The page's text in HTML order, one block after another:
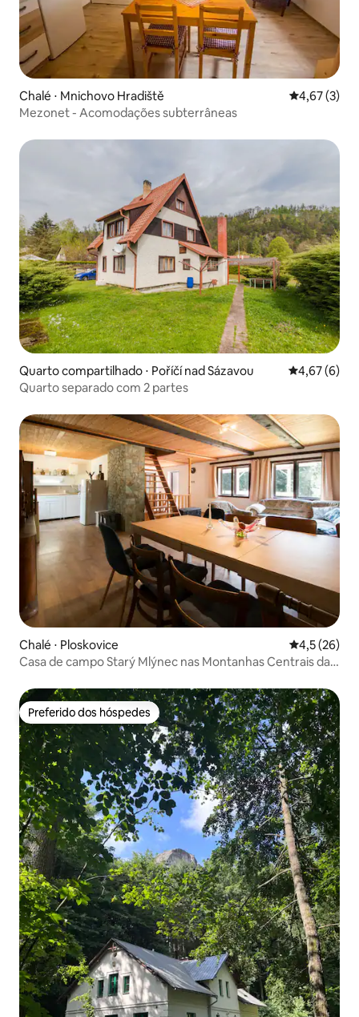
Chalé ⋅ Mnichovo Hradiště 4,67 de
4,67 (3)
Mezonet - Acomodações subterrâneas
Quarto compartilhado ⋅ Poříčí nad Sázavou 4,67 de uma
4,67 (6)
Quarto separado com 2 partes
Chalé ⋅ Ploskovice 4,5 de uma
4,5 (26)
Casa de campo Starý Mlýnec nas Montanhas Centrais da
Preferido dos hóspedes
Preferido dos hóspedes